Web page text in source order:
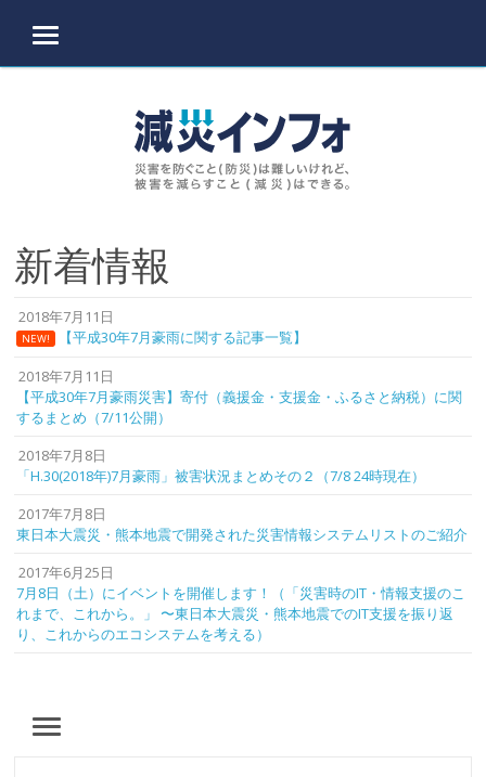
MENU
新着情報
2018年7月11日
NEW! 【平成30年7月豪雨に関する記事一覧】
2018年7月11日
【平成30年7月豪雨災害】寄付（義援金・支援金・ふるさと納税）に関
するまとめ（7/11公開）
2018年7月8日
「H.30(2018年)7月豪雨」被害状況まとめその２（7/8 24時現在）
2017年7月8日
東日本大震災・熊本地震で開発された災害情報システムリストのご紹介
2017年6月25日
7月8日（土）にイベントを開催します！（「災害時のIT・情報支援のこ
れまで、これから。」 〜東日本大震災・熊本地震でのIT支援を振り返
り、これからのエコシステムを考える）
MENU